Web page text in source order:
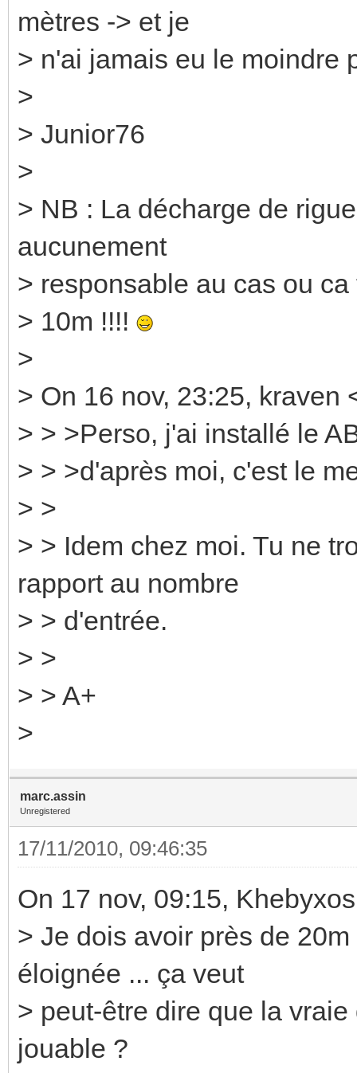
mètres -> et je
> n'ai jamais eu le moindre
>
> Junior76
>
> NB : La décharge de
aucunement
> responsable au cas ou
> 10m !!!!
>
> On 16 nov, 23:25, kraven
> > >Perso, j'ai installé le
> > >d'après moi, c'est le
> >
> > Idem chez moi. Tu ne
rapport au nombre
> > d'entrée.
> >
> > A+
>
marc.assin
Unregistered
17/11/2010, 09:46:35
On 17 nov, 09:15,
> Je dois avoir près de
éloignée ... ça veut
> peut-être dire que la
jouable ?